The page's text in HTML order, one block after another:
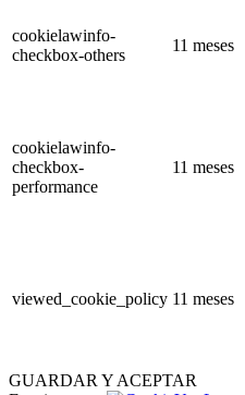
cookielawinfo-
checkbox-others
11 meses
cookielawinfo-
checkbox-
performance
11 meses
viewed_cookie_policy 11 meses
GUARDAR Y ACEPTAR